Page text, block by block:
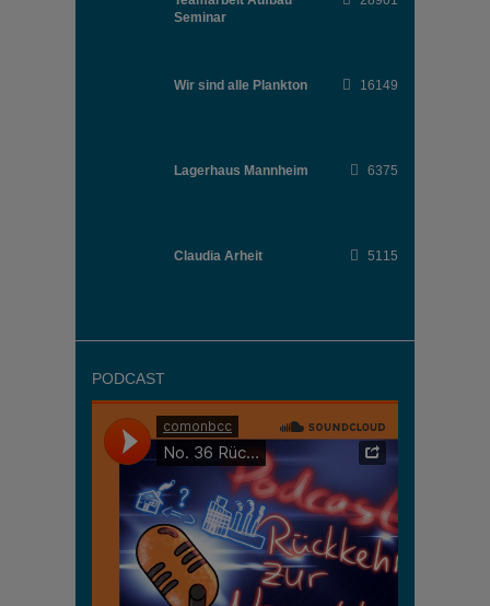
Seminar
Wir sind alle Plankton 16149
Lagerhaus Mannheim 6375
Claudia Arheit 5115
PODCAST